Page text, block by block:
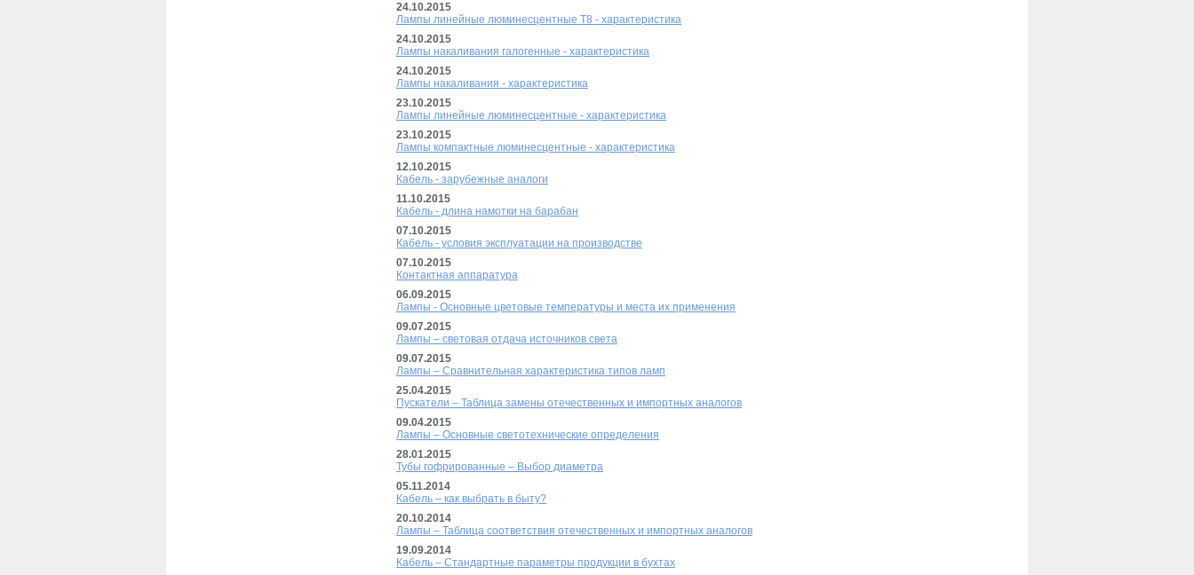
24.10.2015
Лампы линейные люминесцентные Т8 - характеристика
24.10.2015
Лампы накаливания галогенные - характеристика
24.10.2015
Лампы накаливания - характеристика
23.10.2015
Лампы линейные люминесцентные - характеристика
23.10.2015
Лампы компактные люминесцентные - характеристика
12.10.2015
Кабель - зарубежные аналоги
11.10.2015
Кабель - длина намотки на барабан
07.10.2015
Кабель - условия эксплуатации на производстве
07.10.2015
Контактная аппаратура
06.09.2015
Лампы - Основные цветовые температуры и места их применения
09.07.2015
Лампы – световая отдача источников света
09.07.2015
Лампы – Сравнительная характеристика типов ламп
25.04.2015
Пускатели – Таблица замены отечественных и импортных аналогов
09.04.2015
Лампы – Основные светотехнические определения
28.01.2015
Тубы гофрированные – Выбор диаметра
05.11.2014
Кабель – как выбрать в быту?
20.10.2014
Лампы – Таблица соответствия отечественных и импортных аналогов
19.09.2014
Кабель – Стандартные параметры продукции в бухтах